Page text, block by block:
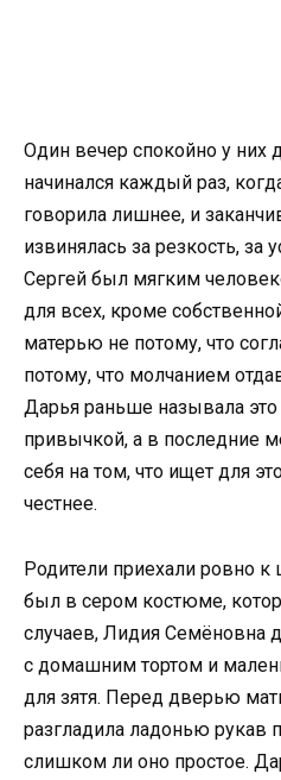
Один вечер спокойно у них
начинался каждый раз,
говорила лишнее, и
извинялась за резкость, за
Сергей был мягким
для всех, кроме
матерью не потому, что
потому, что молчанием
Дарья раньше называла
привычкой, а в последние
себя на том, что ищет для
честнее.
Родители приехали ровно
был в сером костюме,
случаев, Лидия Семёновна
с домашним тортом и
для зятя. Перед дверью
разгладила ладонью рукав
слишком ли оно простое.